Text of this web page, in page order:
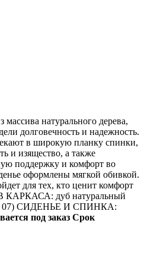
массива натурального дерева,
долговечность и надежность.
в широкую планку спинки,
и изящество, а также
поддержку и комфорт во
оформлены мягкой обивкой.
для тех, кто ценит комфорт
КАРКАСА: дуб натуральный
07) СИДЕНЬЕ И СПИНКА:
под заказ Срок